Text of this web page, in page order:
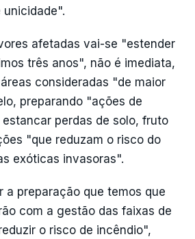
afetadas vai-se "estender
três anos", não é imediata,
consideradas "de maior
preparando "ações de
perdas de solo, fruto
"que reduzam o risco do
exóticas invasoras".
a preparação que temos que
com a gestão das faixas de
o risco de incêndio",